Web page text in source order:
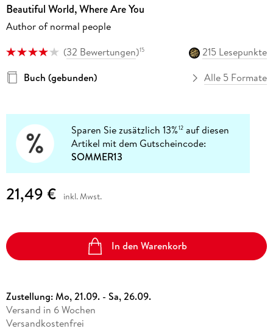
Beautiful World, Where Are You
Author of normal people
(32 Bewertungen)15
215 Lesepunkte
Buch (gebunden)
Alle 5 Formate
Sparen Sie zusätzlich 13%12 auf diesen
Artikel mit dem Gutscheincode:
SOMMER13
21,49 € inkl. Mwst.
In den Warenkorb
Zustellung:Mo, 21.09. - Sa, 26.09.
Versand in 6 Wochen
Versandkostenfrei